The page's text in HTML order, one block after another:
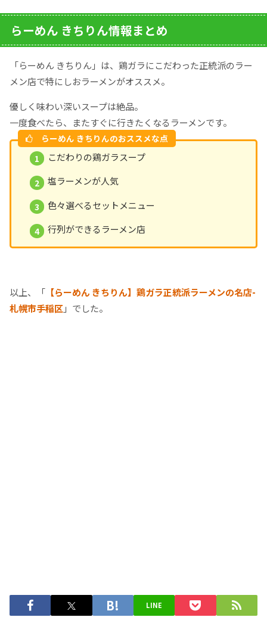
らーめん きちりん情報まとめ
「らーめん きちりん」は、鶏ガラにこだわった正統派のラー
メン店で特にしおラーメンがオススメ。
優しく味わい深いスープは絶品。
一度食べたら、またすぐに行きたくなるラーメンです。
らーめん きちりんのおススメな点
こだわりの鶏ガラスープ
塩ラーメンが人気
色々選べるセットメニュー
行列ができるラーメン店
以上、「 【らーめん きちりん】鶏ガラ正統派ラーメンの名店-
札幌市手稲区 」でした。
LINE